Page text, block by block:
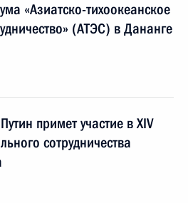
«Азиатско-тихоокеанское
(АТЭС) в Дананге
примет участие в XIV
сотрудничества